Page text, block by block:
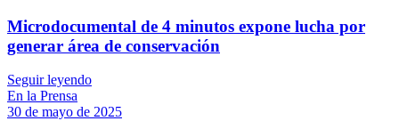
Microdocumental de 4 minutos expone lucha por
generar área de conservación
Seguir leyendo
En la Prensa
30 de mayo de 2025